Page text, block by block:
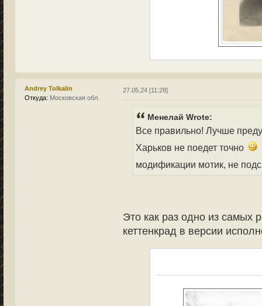
Andrey Tolkalin
Откуда: Московская обл.
27.05.24 [11:28]
Менелай Wrote:
Все правильно! Лучше
Харьков не поедет точно
модификации мотик, не
Это как раз одно из самых
кеттенкрад в версии